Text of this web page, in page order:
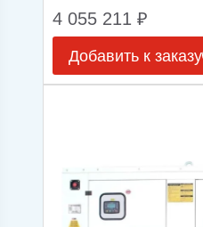
4 055 211 ₽
Добавить к заказу